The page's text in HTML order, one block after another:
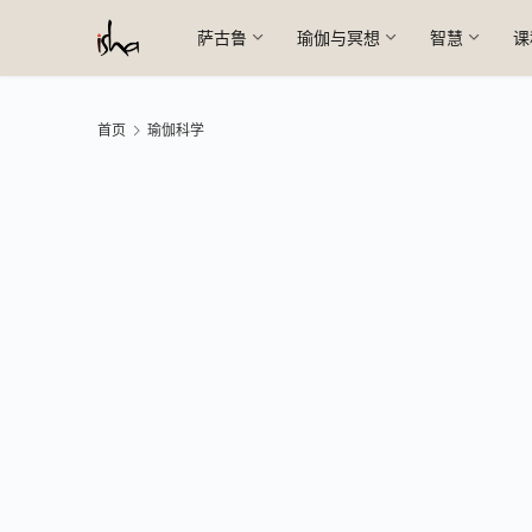
萨古鲁 瑜伽与冥想 智慧
首页 瑜伽科学